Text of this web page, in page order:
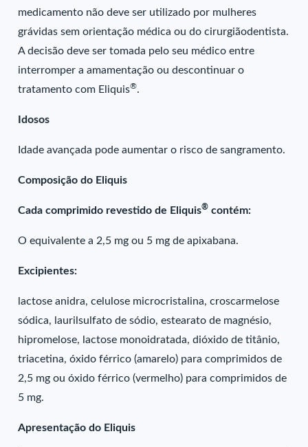
medicamento não deve ser utilizado por mulheres
grávidas sem orientação médica ou do cirurgiãodentista.
A decisão deve ser tomada pelo seu médico entre
interromper a amamentação ou descontinuar o
tratamento com Eliquis®.
Idosos
Idade avançada pode aumentar o risco de sangramento.
Composição do Eliquis
Cada comprimido revestido de Eliquis® contém:
O equivalente a 2,5 mg ou 5 mg de apixabana.
Excipientes:
lactose anidra, celulose microcristalina, croscarmelose
sódica, laurilsulfato de sódio, estearato de magnésio,
hipromelose, lactose monoidratada, dióxido de titânio,
triacetina, óxido férrico (amarelo) para comprimidos de
2,5 mg ou óxido férrico (vermelho) para comprimidos de
5 mg.
Apresentação do Eliquis